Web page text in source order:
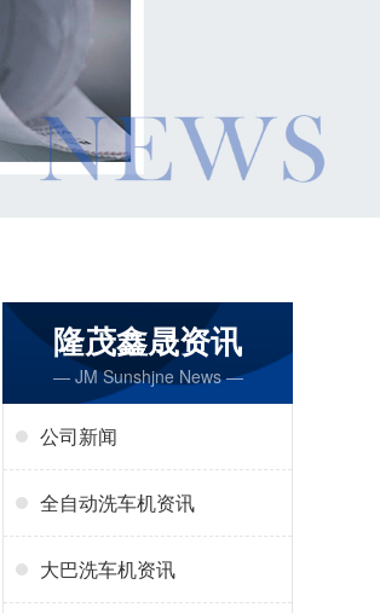
隆茂鑫晟资讯
— JM Sunshjne News —
公司新闻
全自动洗车机资讯
大巴洗车机资讯